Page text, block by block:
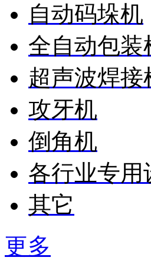
自动码垛机
全自动包装
超声波焊接
攻牙机
倒角机
各行业专用
其它
更多